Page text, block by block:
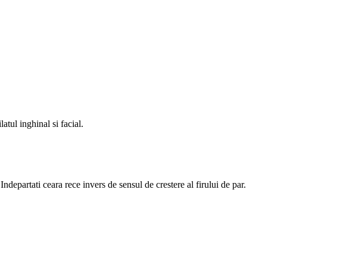
inghinal si facial.
ceara rece invers de sensul de crestere al firului de par.